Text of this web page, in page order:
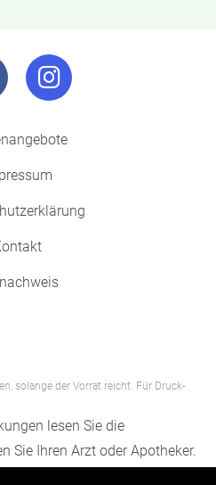
solange der Vorrat reicht. Für Druck-
lesen Sie die
Sie Ihren Arzt oder Apotheker.